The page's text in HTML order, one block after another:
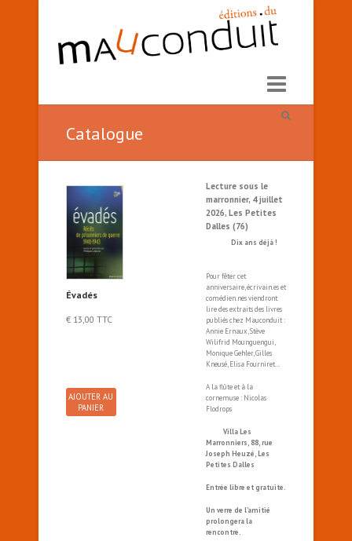
Catalogue
Évadés
€ 13,00 TTC
AJOUTER AU
PANIER
Lecture sous le
marronnier, 4 juillet
2026, Les Petites
Dalles (76)
Dix ans déjà !
Pour fêter cet
anniversaire, écrivain.es et
comédien.nes viendront
lire des extraits des livres
publiés chez Mauconduit :
Annie Ernaux, Stève
Wilifrid Mounguengui,
Monique Gehler, Gilles
Kneusé, Elisa Fourniret…
A la flûte et à la
cornemuse : Nicolas
Flodrops
Villa Les
Marronniers, 88, rue
Joseph Heuzé, Les
Petites Dalles
Entrée libre et gratuite.
Un verre de l’amitié
prolongera la
rencontre.